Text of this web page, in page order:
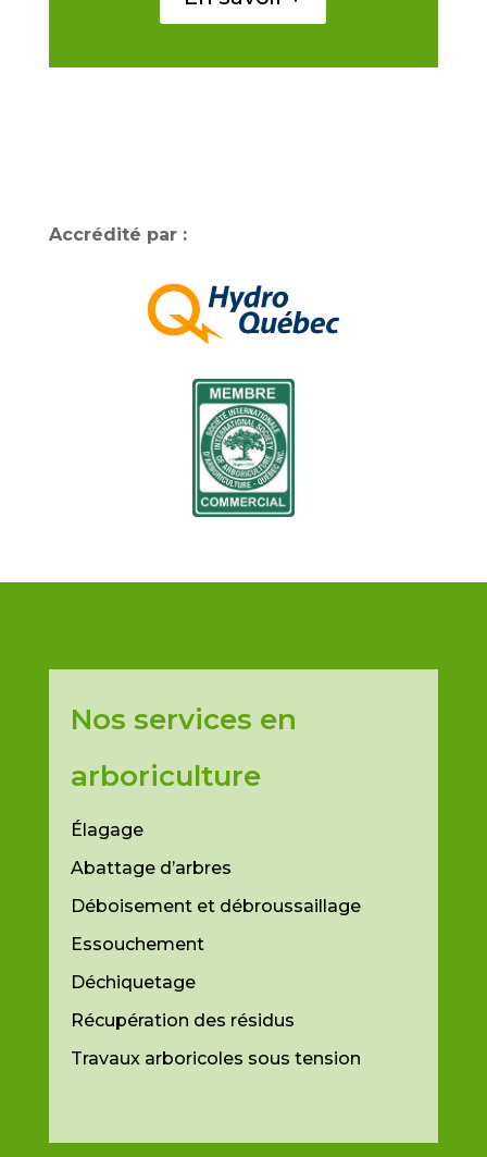
Accrédité par :
Nos services en
arboriculture
Élagage
Abattage d’arbres
Déboisement et débroussaillage
Essouchement
Déchiquetage
Récupération des résidus
Travaux arboricoles sous tension